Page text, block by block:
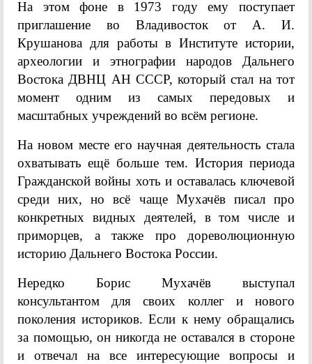
На этом фоне в 1973 году ему поступает
приглашение во Владивосток отА. И.
Крушанова для работы в Институте истории,
археологии и этнографии народов Дальнего
Востока ДВНЦ АН СССР, который стал на тот
момент одним из самых передовых и
масштабных учреждений во всём регионе.
На новом месте его научная деятельность стала
охватывать ещё больше тем. История периода
Гражданской войны хоть и оставалась ключевой
среди них, но всё чаще Мухачёв писал про
конкретных видных деятелей, в том числе и
приморцев, а также про дореволюционную
историю Дальнего Востока России.
Нередко Борис Мухачёв выступал
консультантом для своих коллег и нового
поколения историков. Если к нему обращались
за помощью, он никогда не оставался в стороне
и отвечал на все интересующие вопросы и